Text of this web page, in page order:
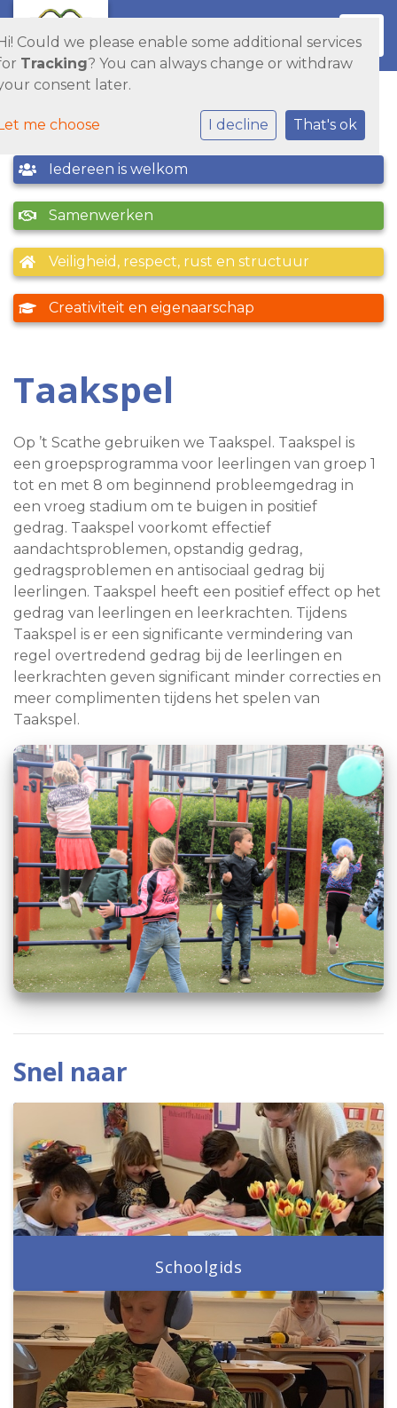
Iedereen is welkom
Samenwerken
Veiligheid, respect, rust en structuur
Creativiteit en eigenaarschap
Taakspel
Op ’t Scathe gebruiken we Taakspel. Taakspel is
een groepsprogramma voor leerlingen van groep 1
tot en met 8 om beginnend probleemgedrag in
een vroeg stadium om te buigen in positief
gedrag. Taakspel voorkomt effectief
aandachtsproblemen, opstandig gedrag,
gedragsproblemen en antisociaal gedrag bij
leerlingen. Taakspel heeft een positief effect op het
gedrag van leerlingen en leerkrachten. Tijdens
Taakspel is er een significante vermindering van
regel overtredend gedrag bij de leerlingen en
leerkrachten geven significant minder correcties en
meer complimenten tijdens het spelen van
Taakspel.
Snel naar
Schoolgids
Could we please enable some additional services
Tracking? You can always change or withdraw
consent later.
me choose I decline That's ok